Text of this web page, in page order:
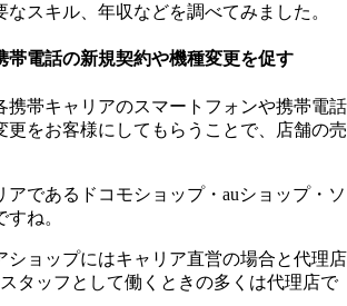
スキル、年収などを調べてみました。
帯電話の新規契約や機種変更を促す
携帯キャリアのスマートフォンや携帯電話
更をお客様にしてもらうことで、店舗の売
アであるドコモショップ・auショップ・ソ
ね。
ショップにはキャリア直営の場合と代理店
タッフとして働くときの多くは代理店で